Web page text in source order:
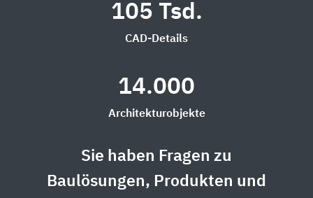
105 Tsd.
CAD-Details
14.000
Architekturobjekte
Sie haben Fragen zu
Baulösungen, Produkten und